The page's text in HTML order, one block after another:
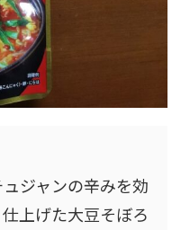
ジャンの辛みを効
上げた大豆そぼろ